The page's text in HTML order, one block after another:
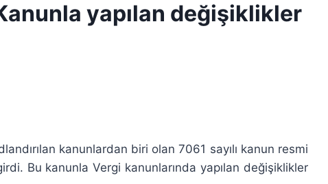
yapılan değişiklikler
kanunlardan biri olan 7061 sayılı kanun resmi
Bu kanunla Vergi kanunlarında yapılan değişiklikler